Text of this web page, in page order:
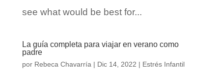
see what would be best for...
La guía completa para viajar en verano como
padre
por Rebeca Chavarría | Dic 14, 2022 | Estrés Infantil